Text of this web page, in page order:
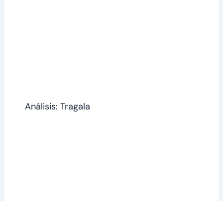
Análisis: Tragala